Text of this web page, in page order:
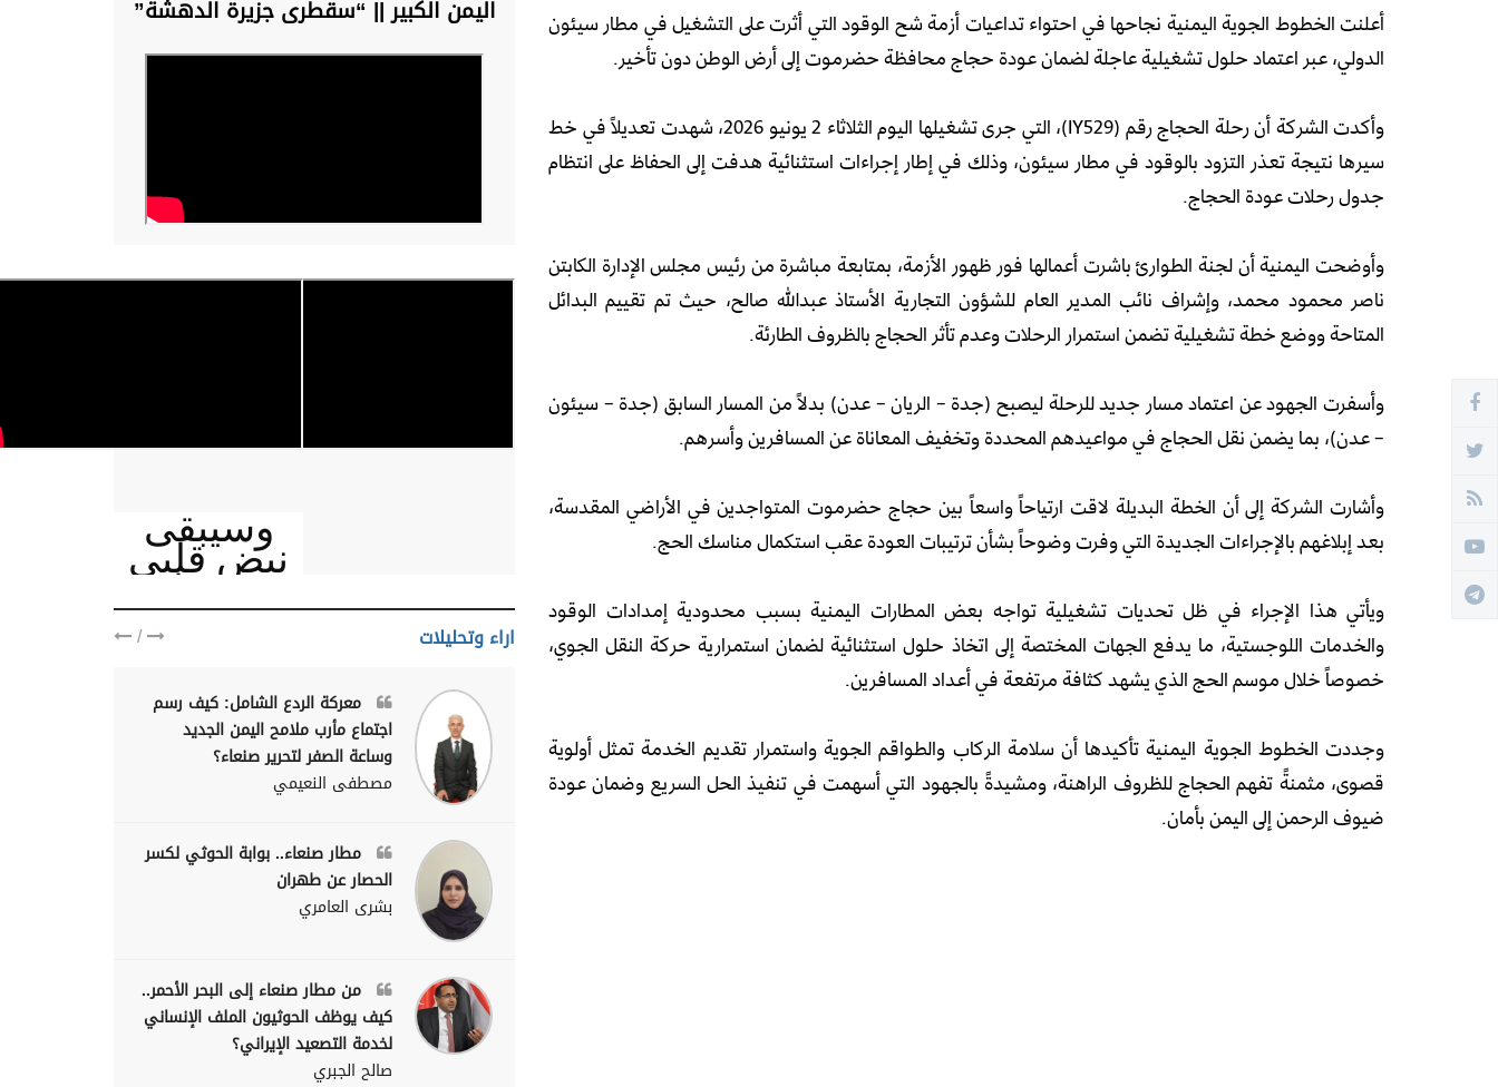
أعلنت الخطوط الجوية اليمنية نجاحها في احتواء تداعيات أزمة شح الوقود التي أثرت على التشغيل في مطار سيئون
الدولي، عبر اعتماد حلول تشغيلية عاجلة لضمان عودة حجاج محافظة حضرموت إلى أرض الوطن دون تأخير.
وأكدت الشركة أن رحلة الحجاج رقم (IY529)، التي جرى تشغيلها اليوم الثلاثاء 2 يونيو 2026، شهدت تعديلاً في خط
سيرها نتيجة تعذر التزود بالوقود في مطار سيئون، وذلك في إطار إجراءات استثنائية هدفت إلى الحفاظ على انتظام
جدول رحلات عودة الحجاج.
وأوضحت اليمنية أن لجنة الطوارئ باشرت أعمالها فور ظهور الأزمة، بمتابعة مباشرة من رئيس مجلس الإدارة الكابتن
ناصر محمود محمد، وإشراف نائب المدير العام للشؤون التجارية الأستاذ عبدالله صالح، حيث تم تقييم البدائل
المتاحة ووضع خطة تشغيلية تضمن استمرار الرحلات وعدم تأثر الحجاج بالظروف الطارئة.
وأسفرت الجهود عن اعتماد مسار جديد للرحلة ليصبح (جدة – الريان – عدن) بدلاً من المسار السابق (جدة – سيئون
– عدن)، بما يضمن نقل الحجاج في مواعيدهم المحددة وتخفيف المعاناة عن المسافرين وأسرهم.
وأشارت الشركة إلى أن الخطة البديلة لاقت ارتياحاً واسعاً بين حجاج حضرموت المتواجدين في الأراضي المقدسة،
بعد إبلاغهم بالإجراءات الجديدة التي وفرت وضوحاً بشأن ترتيبات العودة عقب استكمال مناسك الحج.
ويأتي هذا الإجراء في ظل تحديات تشغيلية تواجه بعض المطارات اليمنية بسبب محدودية إمدادات الوقود
والخدمات اللوجستية، ما يدفع الجهات المختصة إلى اتخاذ حلول استثنائية لضمان استمرارية حركة النقل الجوي،
خصوصاً خلال موسم الحج الذي يشهد كثافة مرتفعة في أعداد المسافرين.
وجددت الخطوط الجوية اليمنية تأكيدها أن سلامة الركاب والطواقم الجوية واستمرار تقديم الخدمة تمثل أولوية
قصوى، مثمنةً تفهم الحجاج للظروف الراهنة، ومشيدةً بالجهود التي أسهمت في تنفيذ الحل السريع وضمان عودة
ضيوف الرحمن إلى اليمن بأمان.
اليمن الكبير || “سقطرى جزيرة الدهشة”
وسيبقى
نبض قلبي
يمنيا
اراء وتحليلات /
معركة الردع الشامل: كيف رسم
اجتماع مأرب ملامح اليمن الجديد
وساعة الصفر لتحرير صنعاء؟
مصطفى النعيمي
مطار صنعاء.. بوابة الحوثي لكسر
الحصار عن طهران
بشرى العامري
من مطار صنعاء إلى البحر الأحمر..
كيف يوظف الحوثيون الملف الإنساني
لخدمة التصعيد الإيراني؟
صالح الجبري